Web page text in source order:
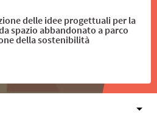
delle idee progettuali per la
spazio abbandonato a parco
della sostenibilità